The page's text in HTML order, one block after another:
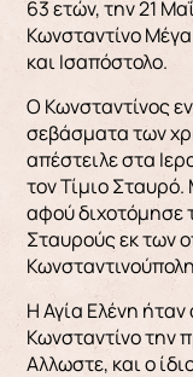
63 ετών, την 21
Κωνσταντίνο
και Ισαπόστολο.
Ο Κωνσταντίνος
σεβάσματα των
απέστειλε στα
τον Τίμιο
αφού διχοτόμησε
Σταυρούς εκ των
Η Αγία Ελένη
Κωνσταντίνο την
Aλλωστε, και ο